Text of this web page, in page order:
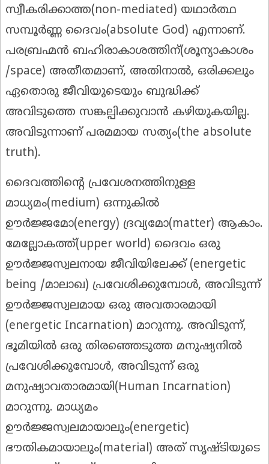
സ്വീകരിക്കാത്ത(non-mediated) യഥാർത്ഥ
സമ്പൂർണ്ണ ദൈവം(absolute God) എന്നാണ്.
പരബ്രഹ്മൻ ബഹിരാകാശത്തിന്(ശൂന്യാകാശം
/space) അതീതമാണ്, അതിനാൽ, ഒരിക്കലും
ഏതൊരു ജീവിയുടെയും ബുദ്ധിക്ക്
അവിടുത്തെ സങ്കല്പിക്കുവാൻ കഴിയുകയില്ല.
അവിടുന്നാണ് പരമമായ സത്യം(the absolute
truth).
ദൈവത്തിന്റെ പ്രവേശനത്തിനുള്ള
മാധ്യമം(medium) ഒന്നുകിൽ
ഊർജ്ജമോ(energy) ദ്രവ്യമോ(matter) ആകാം.
മേല്ലോകത്ത്(upper world) ദൈവം ഒരു
ഊർജ്ജസ്വലനായ ജീവിയിലേക്ക് (energetic
being /മാലാഖ) പ്രവേശിക്കുമ്പോൾ, അവിടുന്ന്
ഊർജ്ജസ്വലമായ ഒരു അവതാരമായി
(energetic Incarnation) മാറുന്നു. അവിടുന്ന്,
ഭൂമിയിൽ ഒരു തിരഞ്ഞെടുത്ത മനുഷ്യനിൽ
പ്രവേശിക്കുമ്പോൾ, അവിടുന്ന് ഒരു
മനുഷ്യാവതാരമായി(Human Incarnation)
മാറുന്നു. മാധ്യമം
ഊർജ്ജസ്വലമായാലും(energetic)
ഭൗതികമായാലും(material) അത് സൃഷ്ടിയുടെ